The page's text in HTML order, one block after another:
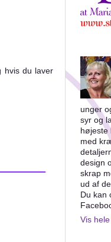
hvis du laver
unger
syr og
højeste
med
design
skrap
ud af
Du kan
Vis